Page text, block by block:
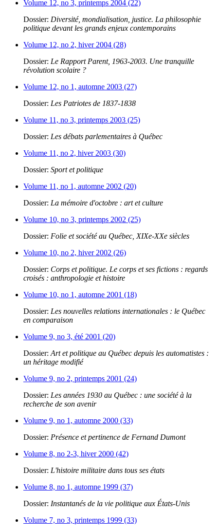
Volume 12, no 3, printemps 2004 (22)
Dossier: Diversité, mondialisation, justice. La philosophie
politique devant les grands enjeux contemporains
Volume 12, no 2, hiver 2004 (28)
Dossier: Le Rapport Parent, 1963-2003. Une tranquille
révolution scolaire ?
Volume 12, no 1, automne 2003 (27)
Dossier: Les Patriotes de 1837-1838
Volume 11, no 3, printemps 2003 (25)
Dossier: Les débats parlementaires à Québec
Volume 11, no 2, hiver 2003 (30)
Dossier: Sport et politique
Volume 11, no 1, automne 2002 (20)
Dossier: La mémoire d'octobre : art et culture
Volume 10, no 3, printemps 2002 (25)
Dossier: Folie et société au Québec, XIXe-XXe siècles
Volume 10, no 2, hiver 2002 (26)
Dossier: Corps et politique. Le corps et ses fictions : regards
croisés : anthropologie et histoire
Volume 10, no 1, automne 2001 (18)
Dossier: Les nouvelles relations internationales : le Québec
en comparaison
Volume 9, no 3, été 2001 (20)
Dossier: Art et politique au Québec depuis les automatistes :
un héritage modifié
Volume 9, no 2, printemps 2001 (24)
Dossier: Les années 1930 au Québec : une société à la
recherche de son avenir
Volume 9, no 1, automne 2000 (33)
Dossier: Présence et pertinence de Fernand Dumont
Volume 8, no 2-3, hiver 2000 (42)
Dossier: L'histoire militaire dans tous ses états
Volume 8, no 1, automne 1999 (37)
Dossier: Instantanés de la vie politique aux États-Unis
Volume 7, no 3, printemps 1999 (33)